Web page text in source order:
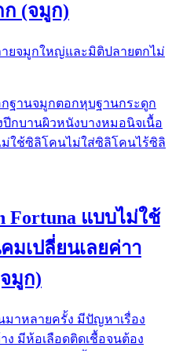
ก (จมูก)
ายจมูกใหญ่และมิติปลายตกไม่
ฐานจมูกตอกหุบฐานกระดูก
ปีกบานผิวหนังบางหมอนิจเนื้อ
ม่ใช้ซิลิโคนไม่ใส่ซิลิโคนไร้ซิลิ
Fortuna แบบไม่ใช้
มเปลี่ยนเลยค่าา
มูก)
มาหลายครั้ง มีปัญหา​เรื่อง
ง มีห้อเลือดติดเชื้อจนต้อง